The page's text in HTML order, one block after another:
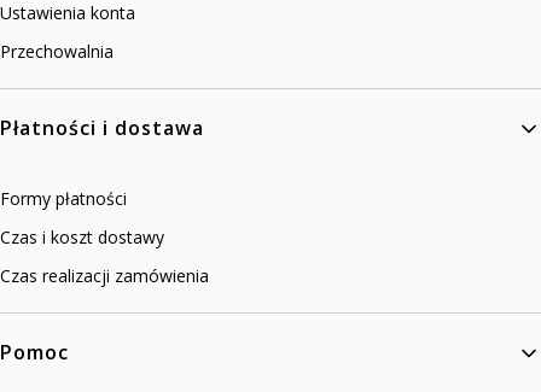
Ustawienia konta
Przechowalnia
Płatności i dostawa
Formy płatności
Czas i koszt dostawy
Czas realizacji zamówienia
Pomoc